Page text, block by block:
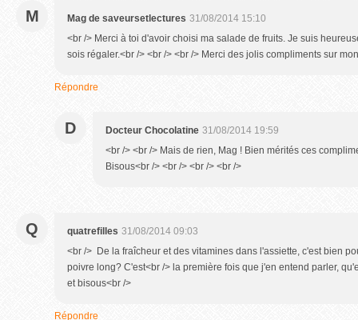
M Mag de saveursetlectures 31/08/2014 15:10
<br /> Merci à toi d'avoir choisi ma salade de fruits. Je suis
sois régaler.<br /> <br /> <br /> Merci des jolis compliments sur
Répondre
D Docteur Chocolatine 31/08/2014 19:59
<br /> <br /> Mais de rien, Mag ! Bien mérités ces
Bisous<br /> <br /> <br /> <br />
Q quatrefilles 31/08/2014 09:03
<br /> De la fraîcheur et des vitamines dans l'assiette, c'est bien
poivre long? C'est<br /> la première fois que j'en entend parler,
et bisous<br />
Répondre